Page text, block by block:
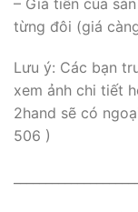
từng đôi (giá
Lưu ý: Các bạn
xem ảnh chi tiết
2hand sẽ có
506 )